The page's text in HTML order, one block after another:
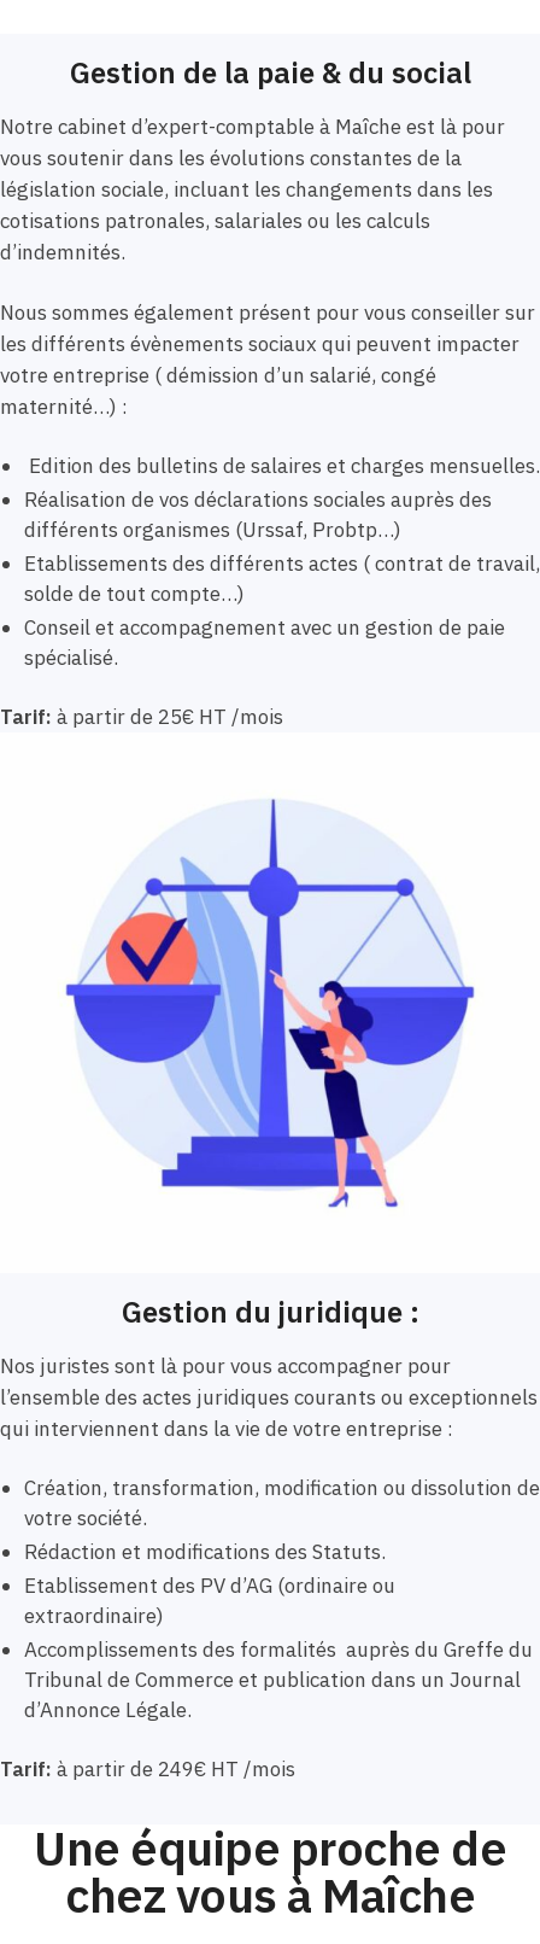
Gestion de la paie & du social
Notre cabinet d’expert-comptable à Maîche est là pour
vous soutenir dans les évolutions constantes de la
législation sociale, incluant les changements dans les
cotisations patronales, salariales ou les calculs
d’indemnités.
Nous sommes également présent pour vous conseiller sur
les différents évènements sociaux qui peuvent impacter
votre entreprise ( démission d’un salarié, congé
maternité…) :
Edition des bulletins de salaires et charges mensuelles.
Réalisation de vos déclarations sociales auprès des
différents organismes (Urssaf, Probtp…)
Etablissements des différents actes ( contrat de travail,
solde de tout compte…)
Conseil et accompagnement avec un gestion de paie
spécialisé.
Tarif: à partir de 25€ HT /mois
Gestion du juridique :
Nos juristes sont là pour vous accompagner pour
l’ensemble des actes juridiques courants ou exceptionnels
qui interviennent dans la vie de votre entreprise :
Création, transformation, modification ou dissolution de
votre société.
Rédaction et modifications des Statuts.
Etablissement des PV d’AG (ordinaire ou
extraordinaire)
Accomplissements des formalités auprès du Greffe du
Tribunal de Commerce et publication dans un Journal
d’Annonce Légale.
Tarif: à partir de 249€ HT /mois
Une équipe proche de
chez vous à Maîche